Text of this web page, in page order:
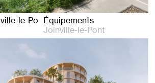
le-PontÉquipements
Joinville-le-Pont